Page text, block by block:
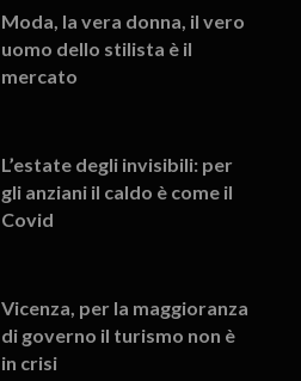
Moda, la vera donna, il vero
uomo dello stilista è il
mercato
L’estate degli invisibili: per
gli anziani il caldo è come il
Covid
Vicenza, per la maggioranza
di governo il turismo non è
in crisi